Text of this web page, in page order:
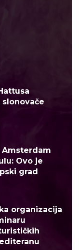
Amsterdam
Ovo je
grad
organizacija